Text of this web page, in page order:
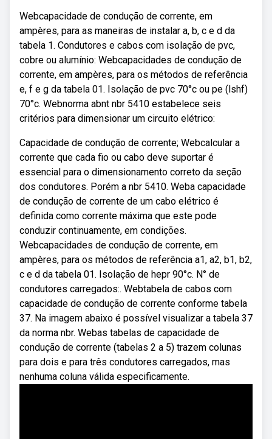
Webcapacidade de condução de corrente, em
ampères, para as maneiras de instalar a, b, c e d da
tabela 1. Condutores e cabos com isolação de pvc,
cobre ou alumínio: Webcapacidades de condução de
corrente, em ampères, para os métodos de referência
e, f e g da tabela 01. Isolação de pvc 70°c ou pe (lshf)
70°c. Webnorma abnt nbr 5410 estabelece seis
critérios para dimensionar um circuito elétrico:
Capacidade de condução de corrente; Webcalcular a
corrente que cada fio ou cabo deve suportar é
essencial para o dimensionamento correto da seção
dos condutores. Porém a nbr 5410. Weba capacidade
de condução de corrente de um cabo elétrico é
definida como corrente máxima que este pode
conduzir continuamente, em condições.
Webcapacidades de condução de corrente, em
ampères, para os métodos de referência a1, a2, b1, b2,
c e d da tabela 01. Isolação de hepr 90°c. N° de
condutores carregados:. Webtabela de cabos com
capacidade de condução de corrente conforme tabela
37. Na imagem abaixo é possível visualizar a tabela 37
da norma nbr. Webas tabelas de capacidade de
condução de corrente (tabelas 2 a 5) trazem colunas
para dois e para três condutores carregados, mas
nenhuma coluna válida especificamente.